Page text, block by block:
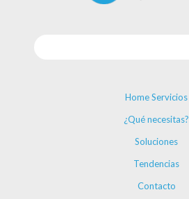
Home Servicios
¿Qué necesitas?
Soluciones
Tendencias
Contacto